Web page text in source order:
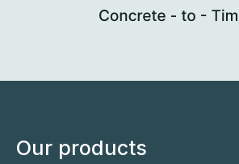
Our products